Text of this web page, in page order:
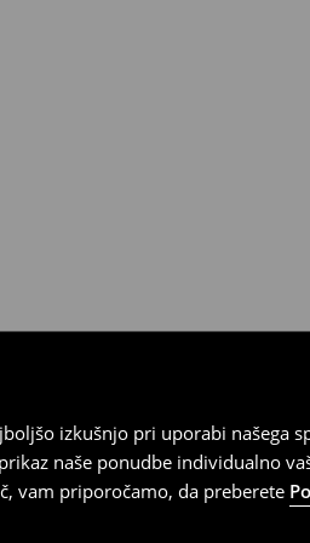
izkušnjo pri uporabi našega
naše ponudbe individualno
vam priporočamo, da preberete